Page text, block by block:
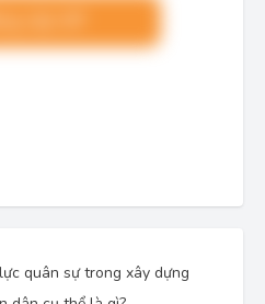
quân sự trong xây dựng